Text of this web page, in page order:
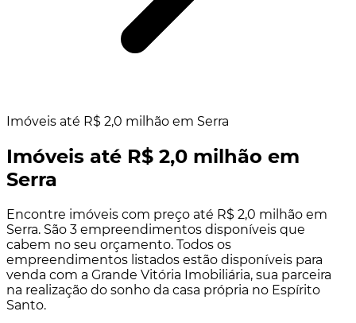
Imóveis até R$ 2,0 milhão em Serra
Imóveis até R$ 2,0 milhão em
Serra
Encontre imóveis com preço até R$ 2,0 milhão em
Serra. São 3 empreendimentos disponíveis que
cabem no seu orçamento. Todos os
empreendimentos listados estão disponíveis para
venda com a Grande Vitória Imobiliária, sua parceira
na realização do sonho da casa própria no Espírito
Santo.